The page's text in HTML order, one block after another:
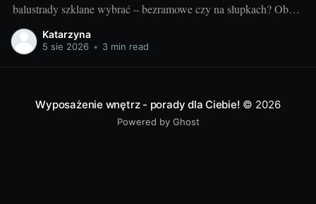
balustrady szklane wybrać – bezramowe czy na słupkach? Oba
systemy potrafią wyglądać zjawiskowo i podnieść wartość
nieruchomości, ale różnią się konstrukcją, montażem i
Katarzyna
5 sie 2026 • 3 min read
Wyposażenie wnętrz - porady dla Ciebie! © 2026
Powered by Ghost